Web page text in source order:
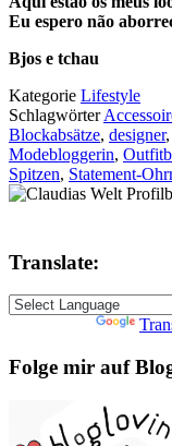
Eu espero não
Bjos e tchau
Kategorie Lifestyle
Schlagwörter
Blockabsätze, designer,
Modebloggerin,
Spitzen, Statement-
Translate:
Folge mir auf